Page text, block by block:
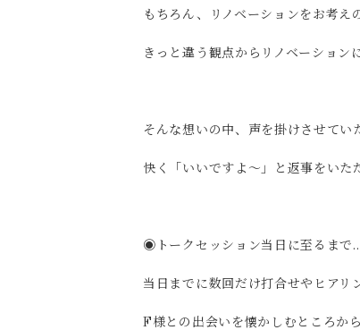
もちろん、リノベーションをお考え
きっと違う観点からリノベーション
そんな想いの中、声を掛けさせてい
快く「いいですよ～」と返事をい
◉トークセッション当日に至るまで
当日までに数回だけ打合せやヒアリ
F様との出会いを懐かしむところか